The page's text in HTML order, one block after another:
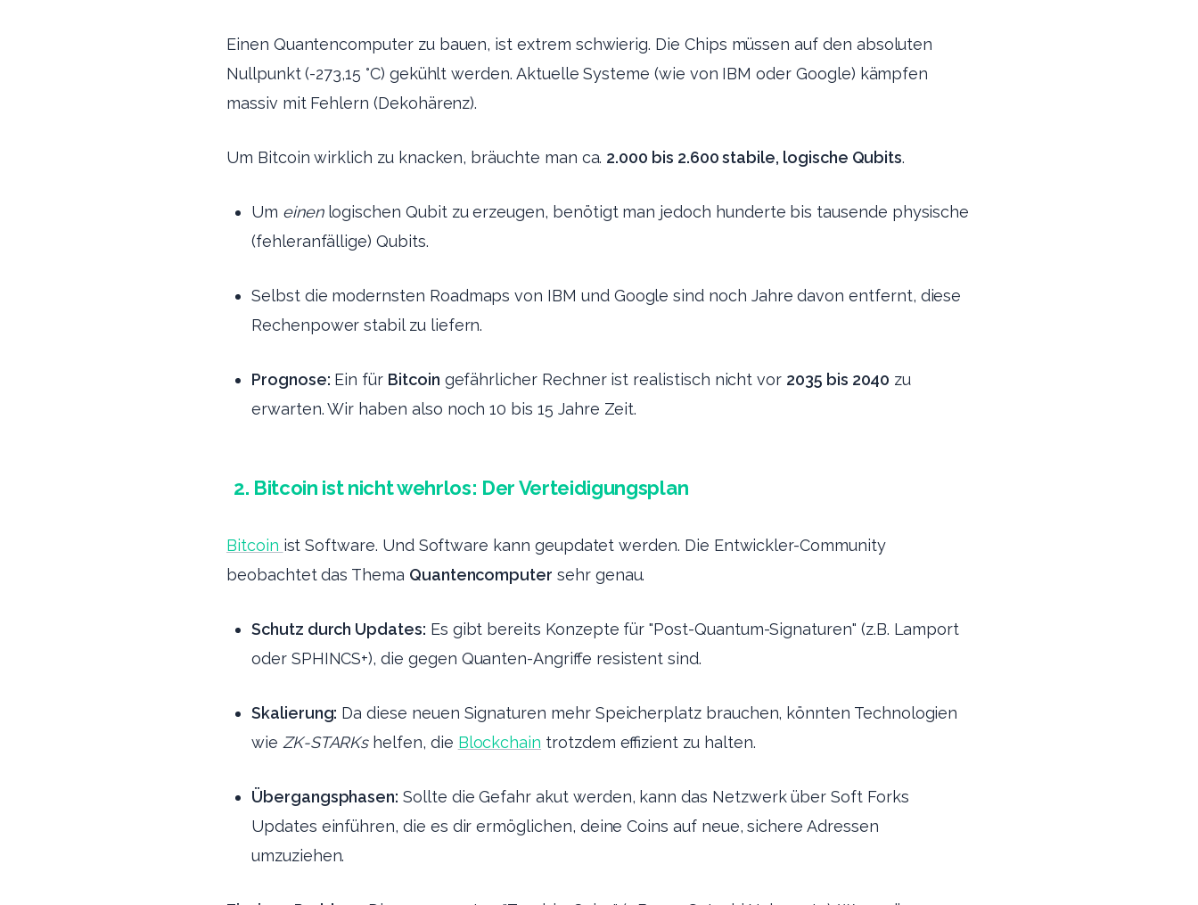
Einen Quantencomputer zu bauen, ist extrem schwierig. Die Chips müssen auf den absoluten
Nullpunkt (-273,15 °C) gekühlt werden. Aktuelle Systeme (wie von IBM oder Google) kämpfen
massiv mit Fehlern (Dekohärenz).
Um Bitcoin wirklich zu knacken, bräuchte man ca. 2.000 bis 2.600 stabile, logische Qubits.
Um einenlogischen Qubit zu erzeugen, benötigt man jedoch hunderte bis tausende physische
(fehleranfällige) Qubits.
Selbst die modernsten Roadmaps von IBM und Google sind noch Jahre davon entfernt, diese
Rechenpower stabil zu liefern.
Prognose: Ein für Bitcoin gefährlicher Rechner ist realistisch nicht vor 2035 bis 2040 zu
erwarten. Wir haben also noch 10 bis 15 Jahre Zeit.
2. Bitcoin ist nicht wehrlos: Der Verteidigungsplan
Bitcoin ist Software. Und Software kann geupdatet werden. Die Entwickler-Community
beobachtet das Thema Quantencomputer sehr genau.
Schutz durch Updates: Es gibt bereits Konzepte für "Post-Quantum-Signaturen" (z.B. Lamport
oder SPHINCS+), die gegen Quanten-Angriffe resistent sind.
Skalierung: Da diese neuen Signaturen mehr Speicherplatz brauchen, könnten Technologien
wie ZK-STARKshelfen, die Blockchain trotzdem effizient zu halten.
Übergangsphasen: Sollte die Gefahr akut werden, kann das Netzwerk über Soft Forks
Updates einführen, die es dir ermöglichen, deine Coins auf neue, sichere Adressen
umzuziehen.